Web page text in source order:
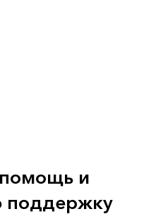
и
поддержку